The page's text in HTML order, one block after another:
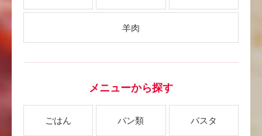
羊肉
メニューから探す
ごはん パン類 パスタ